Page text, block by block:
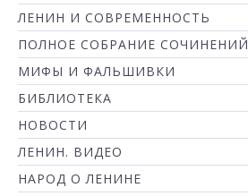
ЛЕНИН И СОВРЕМЕННОСТЬ
ПОЛНОЕ СОБРАНИЕ СОЧИНЕНИЙ
МИФЫ И ФАЛЬШИВКИ
БИБЛИОТЕКА
НОВОСТИ
ЛЕНИН. ВИДЕО
НАРОД О ЛЕНИНЕ